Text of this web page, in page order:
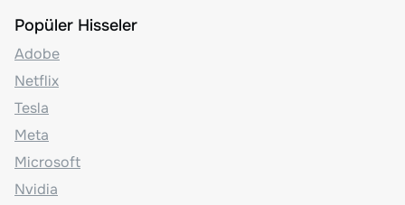
Popüler Hisseler
Adobe
Netflix
Tesla
Meta
Microsoft
Nvidia